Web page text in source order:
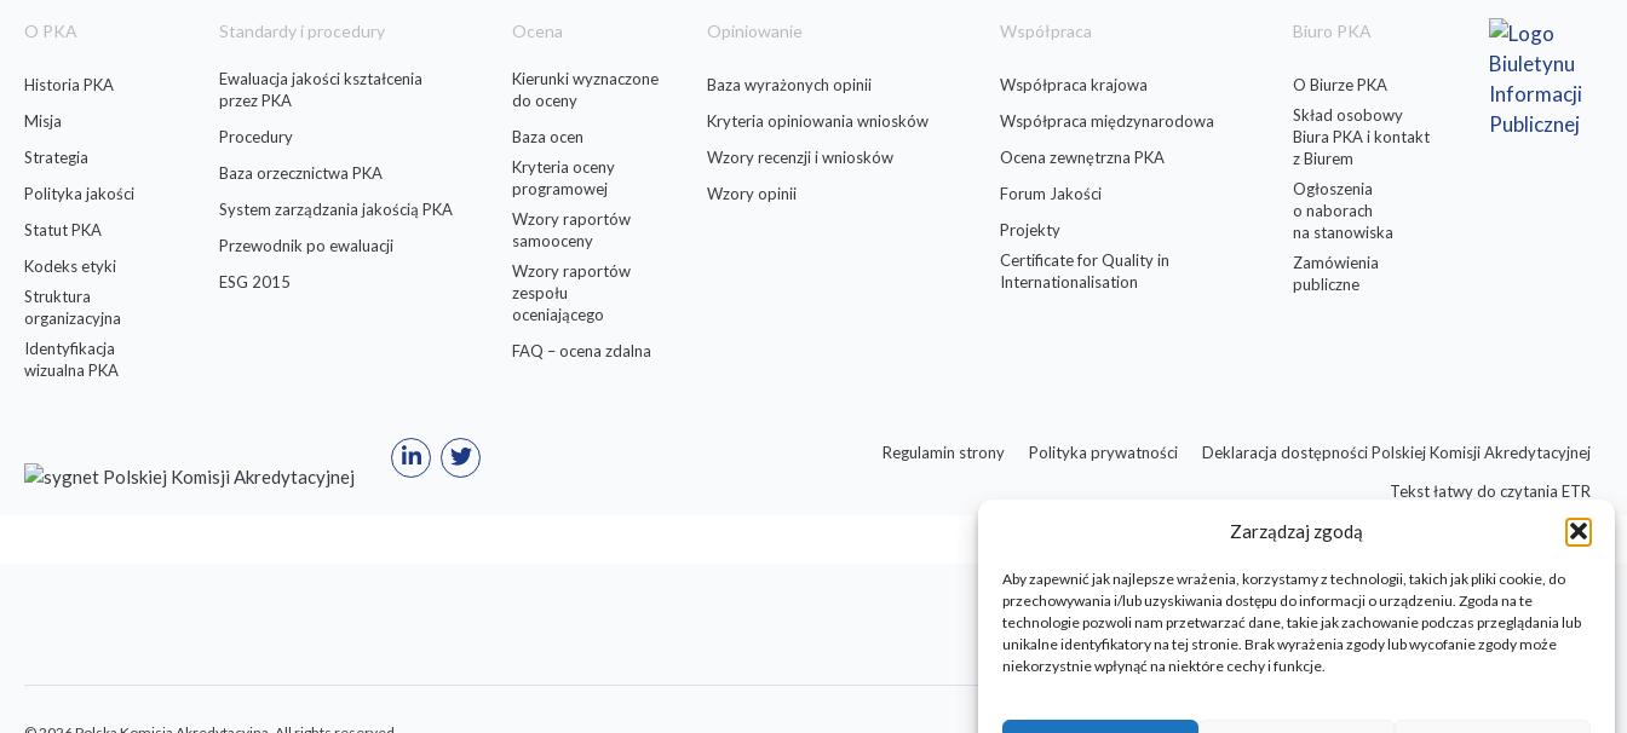
Zarządzaj zgodą
Aby zapewnić jak najlepsze wrażenia, korzystamy z technologii, takich jak pliki cookie, do
przechowywania i/lub uzyskiwania dostępu do informacji o urządzeniu. Zgoda na te
technologie pozwoli nam przetwarzać dane, takie jak zachowanie podczas przeglądania lub
unikalne identyfikatory na tej stronie. Brak wyrażenia zgody lub wycofanie zgody może
niekorzystnie wpłynąć na niektóre cechy i funkcje.
O PKA
Historia PKA
Misja
Strategia
Polityka jakości
Statut PKA
Kodeks etyki
Struktura
organizacyjna
Identyfikacja
wizualna PKA
Standardy i procedury
Ewaluacja jakości kształcenia
przez PKA
Procedury
Baza orzecznictwa PKA
System zarządzania jakością PKA
Przewodnik po ewaluacji
ESG 2015
Ocena
Kierunki wyznaczone
do oceny
Baza ocen
Kryteria oceny
programowej
Wzory raportów
samooceny
Wzory raportów
zespołu
oceniającego
FAQ – ocena zdalna
Opiniowanie
Baza wyrażonych opinii
Kryteria opiniowania wniosków
Wzory recenzji i wniosków
Wzory opinii
Współpraca
Współpraca krajowa
Współpraca międzynarodowa
Ocena zewnętrzna PKA
Forum Jakości
Projekty
Certificate for Quality in
Internationalisation
Biuro PKA
O Biurze PKA
Skład osobowy
Biura PKA i kontakt
z Biurem
Ogłoszenia
o naborach
na stanowiska
Zamówienia
publiczne
Regulamin strony Polityka prywatności
Deklaracja dostępności Polskiej Komisji Akredytacyjnej
Tekst łatwy do czytania ETR